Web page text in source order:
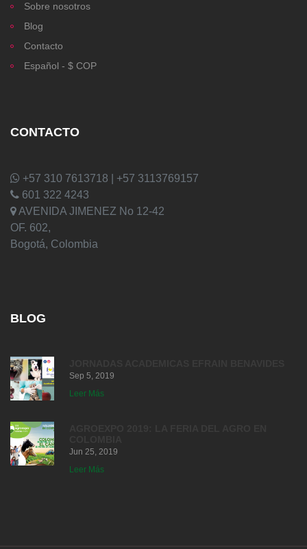
Sobre nosotros
Blog
Contacto
Español - $ COP
CONTACTO
+57 310 7613718 | +57 3113769157
601 322 4243
AVENIDA JIMENEZ No 12-42
OF. 602,
Bogotá, Colombia
BLOG
Sep 5, 2019
Leer Más
Jun 25, 2019
Leer Más